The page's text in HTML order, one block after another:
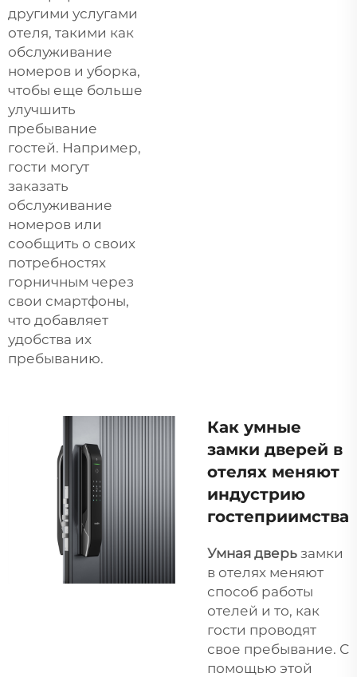
другими услугами
отеля, такими как
обслуживание
номеров и уборка,
чтобы еще больше
улучшить
пребывание
гостей. Например,
гости могут
заказать
обслуживание
номеров или
сообщить о своих
потребностях
горничным через
свои смартфоны,
что добавляет
удобства их
пребыванию.
Как умные
замки дверей в
отелях меняют
индустрию
гостеприимства
Умная дверь замки
в отелях меняют
способ работы
отелей и то, как
гости проводят
свое пребывание. С
помощью этой